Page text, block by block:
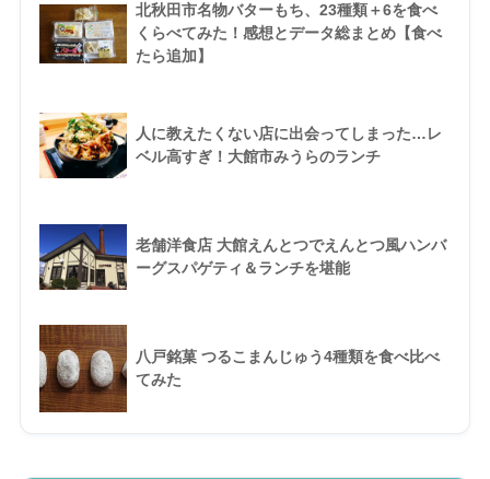
北秋田市名物バターもち、23種類＋6を食べ
くらべてみた！感想とデータ総まとめ【食べ
たら追加】
人に教えたくない店に出会ってしまった…レ
ベル高すぎ！大館市みうらのランチ
老舗洋食店 大館えんとつでえんとつ風ハンバ
ーグスパゲティ＆ランチを堪能
八戸銘菓 つるこまんじゅう4種類を食べ比べ
てみた